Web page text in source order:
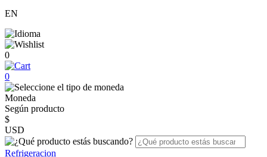
EN
0
0
Moneda
Según producto
$
USD
Refrigeracion